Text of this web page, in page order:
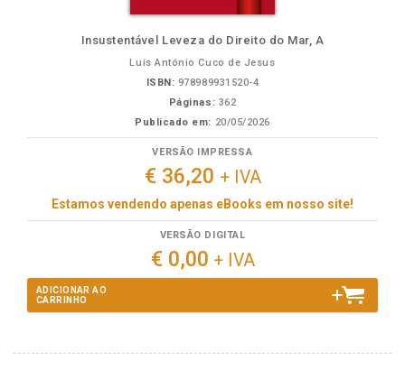
Insustentável Leveza do Direito do Mar, A
Luís António Cuco de Jesus
ISBN: 978989931520-4
Páginas: 362
Publicado em: 20/05/2026
VERSÃO IMPRESSA
€ 36,20 + IVA
Estamos vendendo apenas eBooks em nosso site!
VERSÃO DIGITAL
€ 0,00 + IVA
ADICIONAR AO
CARRINHO